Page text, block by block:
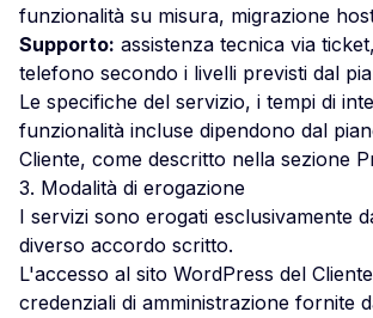
funzionalità su misura, migrazione
Supporto: assistenza tecnica via
telefono secondo i livelli previsti dal
Le specifiche del servizio, i tempi di
funzionalità incluse dipendono dal
Cliente, come descritto nella sezione
3. Modalità di erogazione
I servizi sono erogati esclusivamente
diverso accordo scritto.
L'accesso al sito WordPress del
credenziali di amministrazione fornite